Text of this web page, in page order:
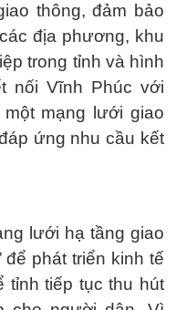
thông, đảm bảo
địa phương, khu
trong tỉnh và hình
nối Vĩnh Phúc với
mạng lưới giao
ứng nhu cầu kết
lưới hạ tầng giao
để phát triển kinh tế
tỉnh tiếp tục thu hút